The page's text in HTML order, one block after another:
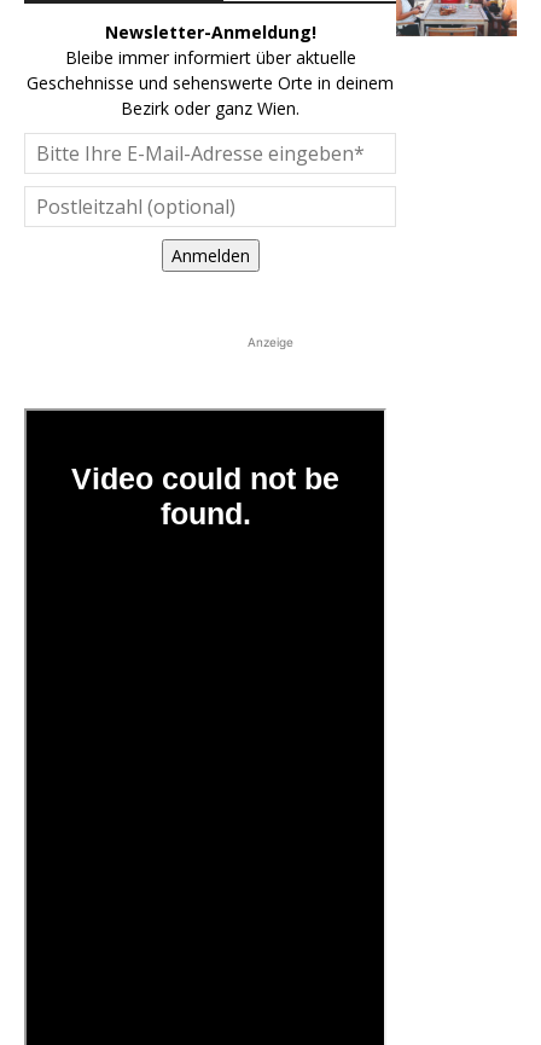
Newsletter-Anmeldung!
Bleibe immer informiert über aktuelle
Geschehnisse und sehenswerte Orte in deinem
Bezirk oder ganz Wien.
Anmelden
Anzeige